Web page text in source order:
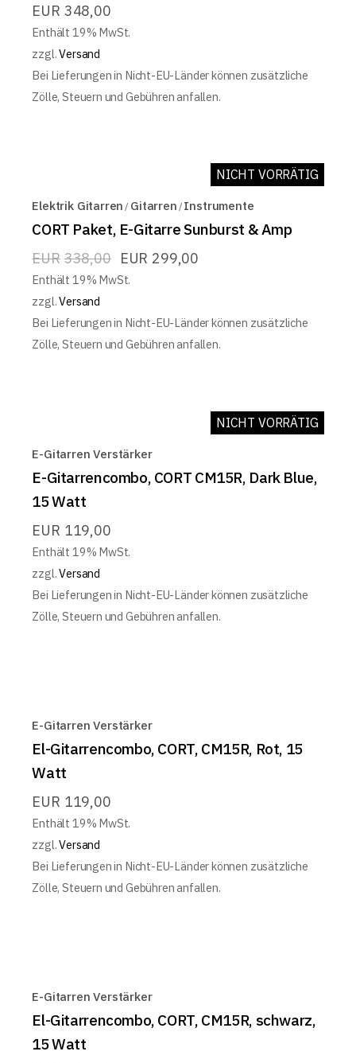
EUR 348,00
Enthält 19% MwSt.
zzgl.Versand
Bei Lieferungen in Nicht-EU-Länder können zusätzliche
Zölle, Steuern und Gebühren anfallen.
ON SALE
NICHT VORRÄTIG
Elektrik Gitarren Gitarren Instrumente
CORT Paket, E-Gitarre Sunburst & Amp
EUR 338,00 EUR 299,00
Enthält 19% MwSt.
zzgl.Versand
Bei Lieferungen in Nicht-EU-Länder können zusätzliche
Zölle, Steuern und Gebühren anfallen.
NICHT VORRÄTIG
E-Gitarren Verstärker
E-Gitarrencombo, CORT CM15R, Dark Blue,
15 Watt
EUR 119,00
Enthält 19% MwSt.
zzgl.Versand
Bei Lieferungen in Nicht-EU-Länder können zusätzliche
Zölle, Steuern und Gebühren anfallen.
E-Gitarren Verstärker
El-Gitarrencombo, CORT, CM15R, Rot, 15
Watt
EUR 119,00
Enthält 19% MwSt.
zzgl.Versand
Bei Lieferungen in Nicht-EU-Länder können zusätzliche
Zölle, Steuern und Gebühren anfallen.
E-Gitarren Verstärker
El-Gitarrencombo, CORT, CM15R, schwarz,
15 Watt